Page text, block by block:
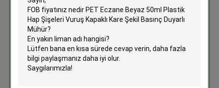
En İyi Fiyatı Alın
PET Eczane Beyaz 50ml Plastik
Hap Şişeleri Vuruş Kapaklı Kare
Şekil Basınç Duyarlı Mühür